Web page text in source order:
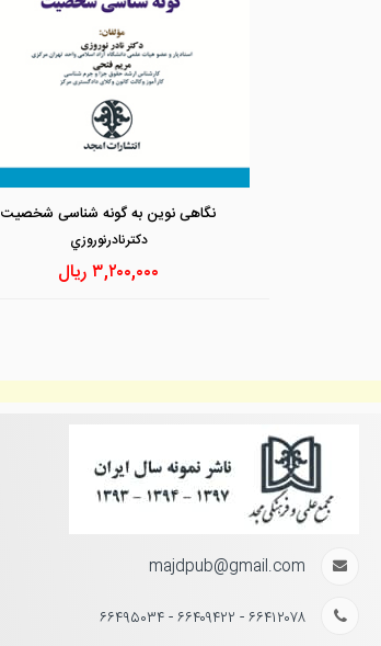
نگاهی نوین به گونه شناسی شخصیت
دكترنادرنوروزي
۳,۲۰۰,۰۰۰ریال
majdpub@gmail.com
۶۶۴۱۲۰۷۸ - ۶۶۴۰۹۴۲۲ - ۶۶۴۹۵۰۳۴